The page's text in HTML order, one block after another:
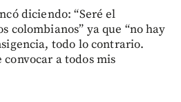
diciendo: “Seré el
colombianos” ya que “no hay
todo lo contrario.
a todos mis